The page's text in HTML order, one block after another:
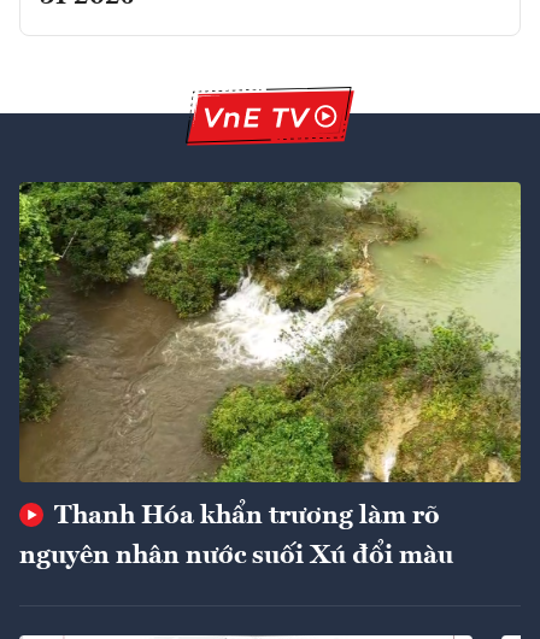
Thanh Hóa khẩn trương làm rõ
nguyên nhân nước suối Xú đổi màu